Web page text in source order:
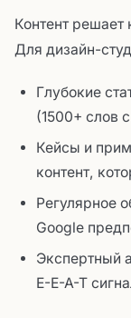
Контент решает
Для дизайн-
Глубокие
(1500+ слов
Кейсы и
контент,
Регулярное
Google
Экспертный
E-E-A-T